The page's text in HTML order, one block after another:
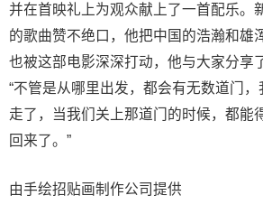
并在首映礼上为观众献上了一首配乐。
的歌曲赞不绝口，他把中国的浩瀚和雄
也被这部电影深深打动，他与大家分享
“不管是从哪里出发，都会有无数道门
走了，当我们关上那道门的时候，都能
回来了。”
由手绘招贴画制作公司提供